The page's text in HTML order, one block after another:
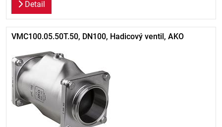
Detail
VMC100.05.50T.50, DN100, Hadicový ventil, AKO